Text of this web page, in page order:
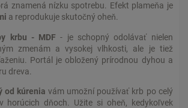
znamená nízku spotrebu. Efekt plameňa je
a reprodukuje skutočný oheň.
krbu - MDF - je schopný odolávať nielen
zmenám a vysokej vlhkosti, ale je tiež
Portál je obložený prírodnou dyhou a
dreva.
od kúrenia vám umožní používať krb po celý
horúcich dňoch. Užite si oheň, kedykoľvek